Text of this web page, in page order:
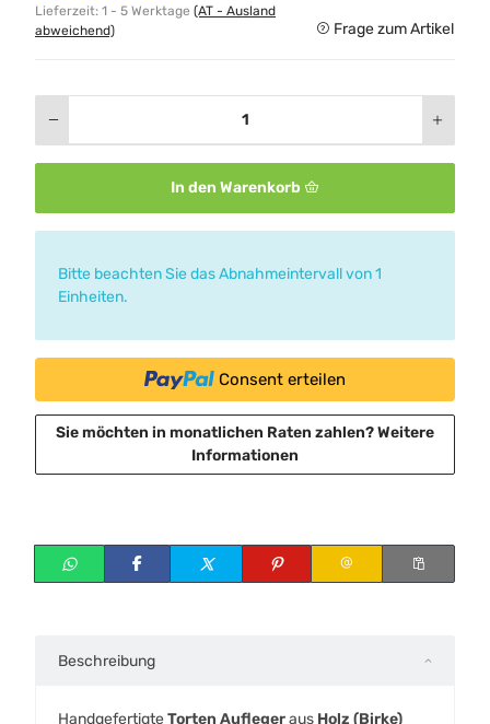
Lieferzeit: 1 - 5 Werktage (AT - Ausland
abweichend)
Frage zum Artikel
In den Warenkorb
Bitte beachten Sie das Abnahmeintervall von 1
Einheiten.
Consent erteilen
Sie möchten in monatlichen Raten zahlen?Weitere
Informationen
Beschreibung
HandgefertigteTorten Auflegeraus Holz (Birke)